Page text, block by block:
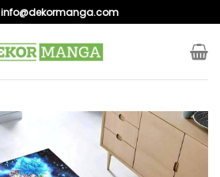
info@dekormanga.com